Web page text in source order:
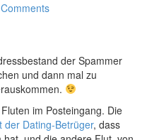
der Spammer
und dann mal zu
im Posteingang. Die
der Dating-Betrüger, dass